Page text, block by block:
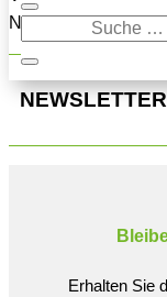
Navigation oben,
NEWSLETTER
Erhalten Sie